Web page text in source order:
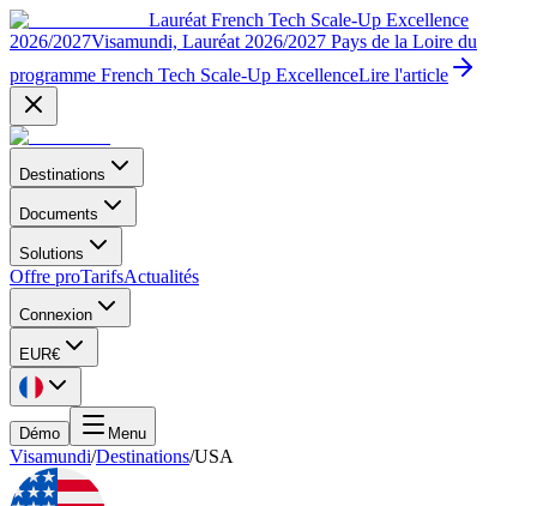
Lauréat French Tech Scale-Up Excellence
2026/2027Visamundi, Lauréat 2026/2027 Pays de la Loire du
programme French Tech Scale-Up ExcellenceLire l'article
Destinations
Documents
Solutions
Offre proTarifsActualités
Connexion
EUR€
Démo Menu
Visamundi/Destinations/USA